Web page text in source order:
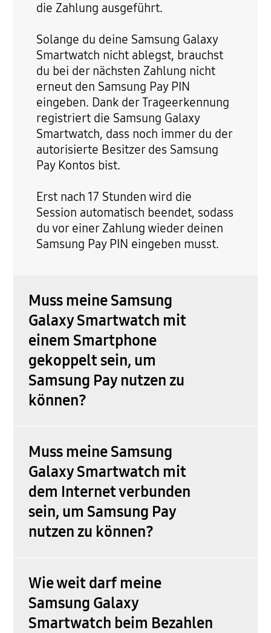
die Zahlung ausgeführt.
Solange du deine Samsung Galaxy
Smartwatch nicht ablegst, brauchst
du bei der nächsten Zahlung nicht
erneut den Samsung Pay PIN
eingeben. Dank der Trageerkennung
registriert die Samsung Galaxy
Smartwatch, dass noch immer du der
autorisierte Besitzer des Samsung
Pay Kontos bist.
Erst nach 17 Stunden wird die
Session automatisch beendet, sodass
du vor einer Zahlung wieder deinen
Samsung Pay PIN eingeben musst.
Muss meine Samsung
Galaxy Smartwatch mit
einem Smartphone
gekoppelt sein, um
Samsung Pay nutzen zu
können?
Muss meine Samsung
Galaxy Smartwatch mit
dem Internet verbunden
sein, um Samsung Pay
nutzen zu können?
Wie weit darf meine
Samsung Galaxy
Smartwatch beim Bezahlen